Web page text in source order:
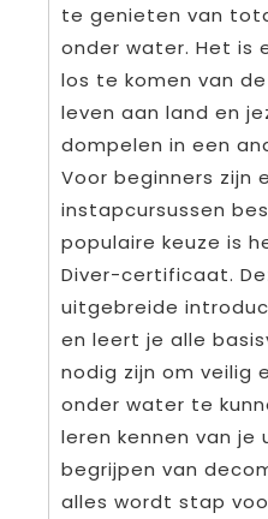
te genieten van
onder water. Het is
los te komen van
leven aan land en
dompelen in een
Voor beginners zijn
instapcursussen
populaire keuze is
Diver-certificaat.
uitgebreide
en leert je alle
nodig zijn om veilig
onder water te
leren kennen van
begrijpen van
alles wordt stap